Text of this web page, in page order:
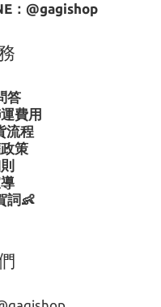
： @gagishop
答
費用
流程
策
詞👶